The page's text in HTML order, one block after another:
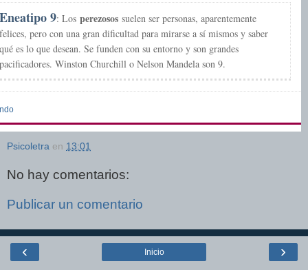
Eneatipo 9: Los perezosos suelen ser personas, aparentemente
felices, pero con una gran dificultad para mirarse a sí mismos y saber
qué es lo que desean. Se funden con su entorno y son grandes
pacificadores. Winston Churchill o Nelson Mandela son 9.
Psicoletra en 13:01
No hay comentarios:
Publicar un comentario
‹ ›
Inicio